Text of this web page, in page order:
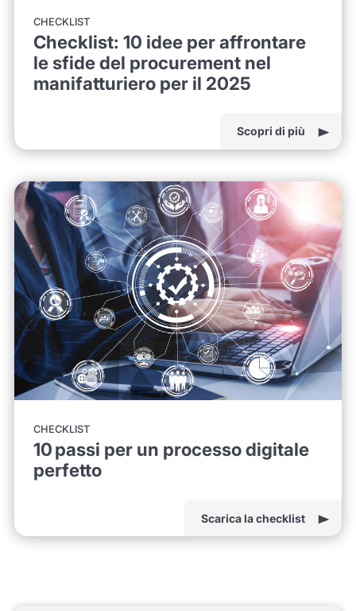
CHECKLIST
Checklist: 10 idee per affrontare
le sfide del procurement nel
manifatturiero per il 2025
Scopri di più
CHECKLIST
10 passi per un processo digitale
perfetto
Scarica la checklist